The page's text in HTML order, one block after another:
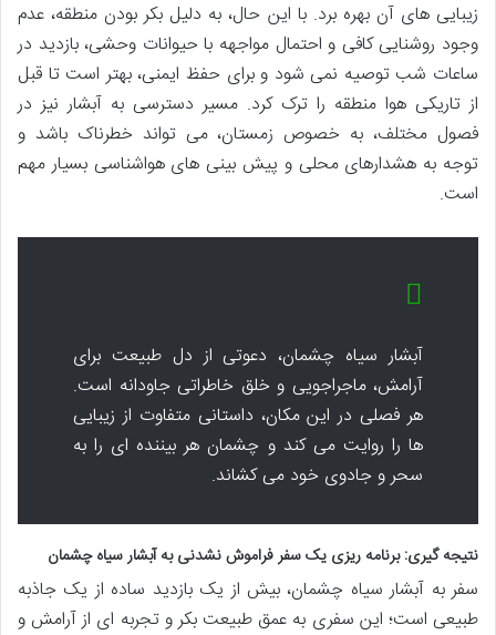
زیبایی های آن بهره برد. با این حال، به دلیل بکر بودن منطقه، عدم
وجود روشنایی کافی و احتمال مواجهه با حیوانات وحشی، بازدید در
ساعات شب توصیه نمی شود و برای حفظ ایمنی، بهتر است تا قبل
از تاریکی هوا منطقه را ترک کرد. مسیر دسترسی به آبشار نیز در
فصول مختلف، به خصوص زمستان، می تواند خطرناک باشد و
توجه به هشدارهای محلی و پیش بینی های هواشناسی بسیار مهم
است.
آبشار سیاه چشمان، دعوتی از دل طبیعت برای
آرامش، ماجراجویی و خلق خاطراتی جاودانه است.
هر فصلی در این مکان، داستانی متفاوت از زیبایی
ها را روایت می کند و چشمان هر بیننده ای را به
سحر و جادوی خود می کشاند.
نتیجه گیری: برنامه ریزی یک سفر فراموش نشدنی به آبشار سیاه چشمان
سفر به آبشار سیاه چشمان، بیش از یک بازدید ساده از یک جاذبه
طبیعی است؛ این سفری به عمق طبیعت بکر و تجربه ای از آرامش و